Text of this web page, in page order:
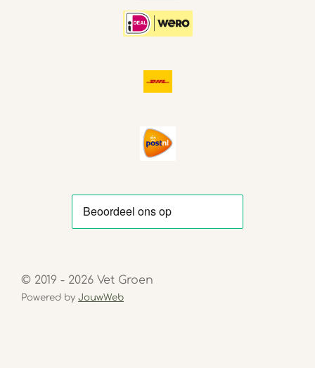
© 2019 - 2026 Vet Groen
Powered by JouwWeb